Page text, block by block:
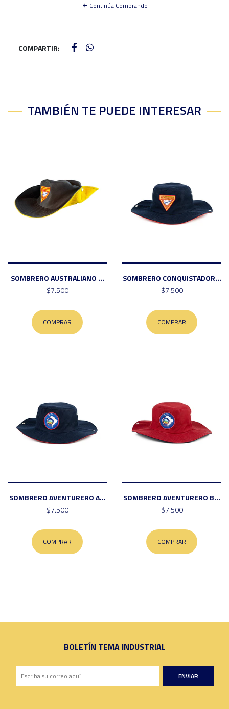
Continúa Comprando
COMPARTIR:
TAMBIÉN TE PUEDE INTERESAR
SOMBRERO AUSTRALIANO ...
$7.500
COMPRAR
SOMBRERO CONQUISTADOR...
$7.500
COMPRAR
SOMBRERO AVENTURERO A...
$7.500
COMPRAR
SOMBRERO AVENTURERO B...
$7.500
COMPRAR
BOLETÍN TEMA INDUSTRIAL
ENVIAR